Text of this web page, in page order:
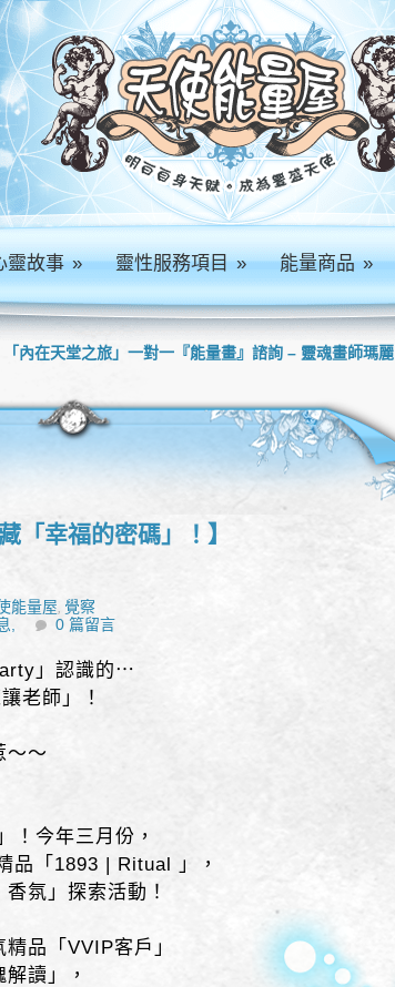
靈故事» 靈性服務項目» 能量商品»
「幸福的密碼」！】
能量屋, 覺察
, 0 篇留言
」認識的⋯
老師」！
～～
！今年三月份，
品「1893 | Ritual 」，
氛」探索活動！
品「VVIP客戶」
讀」，
「內在天堂之旅」一對一『能量畫』諮詢 – 靈魂畫師瑪麗